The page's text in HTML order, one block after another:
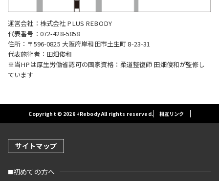
運営会社：株式会社 PLUS REBODY
代表番号：072-428-5858
住所：〒596-0825 大阪府岸和田市土生町 8-23-31
代表施術者：田畑俊和
※当HPは厚生労働省認可の国家資格：柔道整復師 田畑俊和が監修し
ています
Copyright © 2026 +Rebody All rights reserved. 相互リンク
サイトマップ
初めての方へ